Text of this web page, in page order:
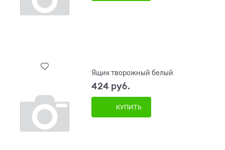
Ящик творожный белый
424 руб.
КУПИТЬ